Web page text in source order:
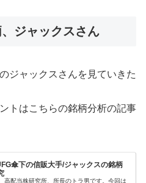
ジャックスさん
ジャックスさんを見ていきた
トはこちらの銘柄分析の記事
傘下の信販大手/ジャックスの銘柄
高配当株研究所、所長のトラ男です。今回は